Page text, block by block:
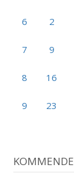
6 2
7 9
8 16
9 23